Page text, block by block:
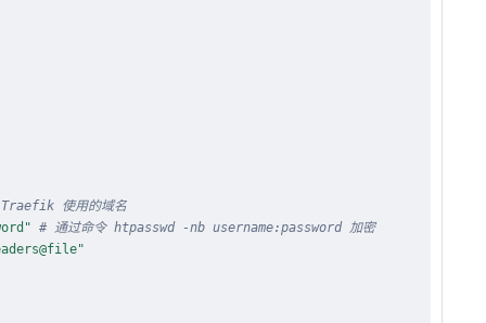
使用的域名
# 通过命令 htpasswd -nb username:password 加密